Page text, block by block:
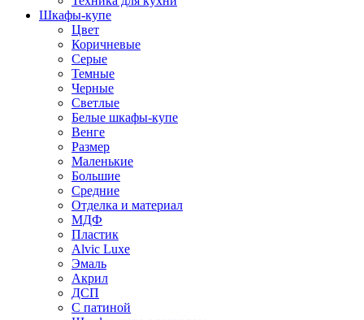
Шкафы-купе
Цвет
Коричневые
Серые
Темные
Черные
Светлые
Белые шкафы-купе
Венге
Размер
Маленькие
Большие
Средние
Отделка и материал
МДФ
Пластик
Alvic Luxe
Эмаль
Акрил
ДСП
С патиной